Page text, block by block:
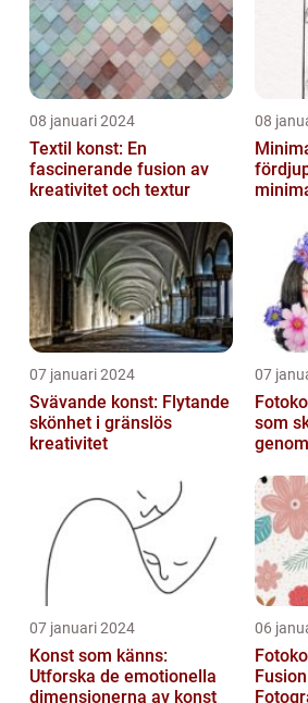
08 januari 2024
Textil konst: En
fascinerande fusion av
kreativitet och textur
08
07 januari 2024
Svävande konst: Flytande
skönhet i gränslös
kreativitet
07
som
07 januari 2024
Konst som känns:
Utforska de emotionella
dimensionerna av konst
06